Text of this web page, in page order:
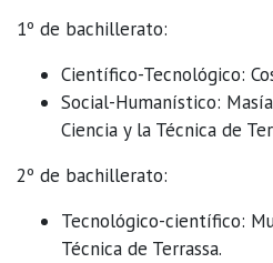
1º de bachillerato:
Científico-Tecnológico:
Social-Humanístico:
Ciencia y la Técnica de
2º de bachillerato:
Tecnológico-científico:
Técnica de Terrassa.